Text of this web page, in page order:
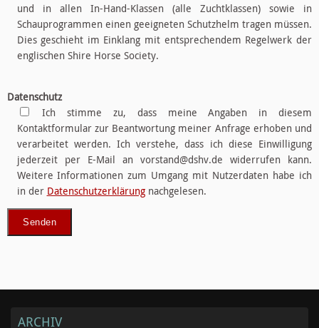
und in allen In-Hand-Klassen (alle Zuchtklassen) sowie in
Schauprogrammen einen geeigneten Schutzhelm tragen müssen.
Dies geschieht im Einklang mit entsprechendem Regelwerk der
englischen Shire Horse Society.
Datenschutz
Ich stimme zu, dass meine Angaben in diesem
Kontaktformular zur Beantwortung meiner Anfrage erhoben und
verarbeitet werden. Ich verstehe, dass ich diese Einwilligung
jederzeit per E-Mail an vorstand@dshv.de widerrufen kann.
Weitere Informationen zum Umgang mit Nutzerdaten habe ich
in der Datenschutzerklärungnachgelesen.
ARCHIV